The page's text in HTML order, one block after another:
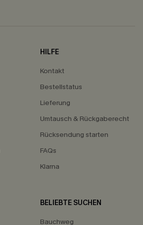
HILFE
Kontakt
Bestellstatus
Lieferung
Umtausch & Rückgaberecht
Rücksendung starten
FAQs
Klarna
BELIEBTE SUCHEN
Bauchweg